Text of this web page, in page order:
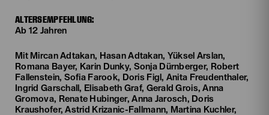
ALTERSEMPFEHLUNG:
Ab 12 Jahren
Mit Mircan Adtakan, Hasan Adtakan, Yüksel Arslan,
Romana Bayer, Karin Dunky, Sonja Dürnberger, Robert
Fallenstein, Sofia Farook, Doris Figl, Anita Freudenthaler,
Ingrid Garschall, Elisabeth Graf, Gerald Grois, Anna
Gromova, Renate Hubinger, Anna Jarosch, Doris
Kraushofer, Astrid Krizanic-Fallmann, Martina Kuchler,